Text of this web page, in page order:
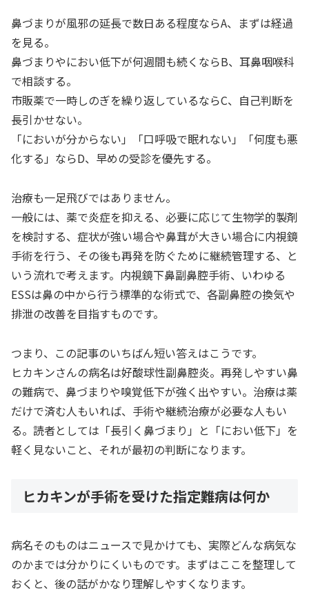
鼻づまりが風邪の延長で数日ある程度ならA、まずは経過
を見る。
鼻づまりやにおい低下が何週間も続くならB、耳鼻咽喉科
で相談する。
市販薬で一時しのぎを繰り返しているならC、自己判断を
長引かせない。
「においが分からない」「口呼吸で眠れない」「何度も悪
化する」ならD、早めの受診を優先する。
治療も一足飛びではありません。
一般には、薬で炎症を抑える、必要に応じて生物学的製剤
を検討する、症状が強い場合や鼻茸が大きい場合に内視鏡
手術を行う、その後も再発を防ぐために継続管理する、と
いう流れで考えます。内視鏡下鼻副鼻腔手術、いわゆる
ESSは鼻の中から行う標準的な術式で、各副鼻腔の換気や
排泄の改善を目指すものです。
つまり、この記事のいちばん短い答えはこうです。
ヒカキンさんの病名は好酸球性副鼻腔炎。再発しやすい鼻
の難病で、鼻づまりや嗅覚低下が強く出やすい。治療は薬
だけで済む人もいれば、手術や継続治療が必要な人もい
る。読者としては「長引く鼻づまり」と「におい低下」を
軽く見ないこと、それが最初の判断になります。
ヒカキンが手術を受けた指定難病は何か
病名そのものはニュースで見かけても、実際どんな病気な
のかまでは分かりにくいものです。まずはここを整理して
おくと、後の話がかなり理解しやすくなります。